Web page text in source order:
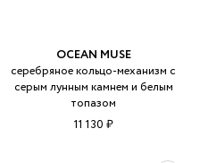
OCEAN MUSE
серебряное кольцо-механизм с
серым лунным камнем и белым
топазом
11 130 ₽